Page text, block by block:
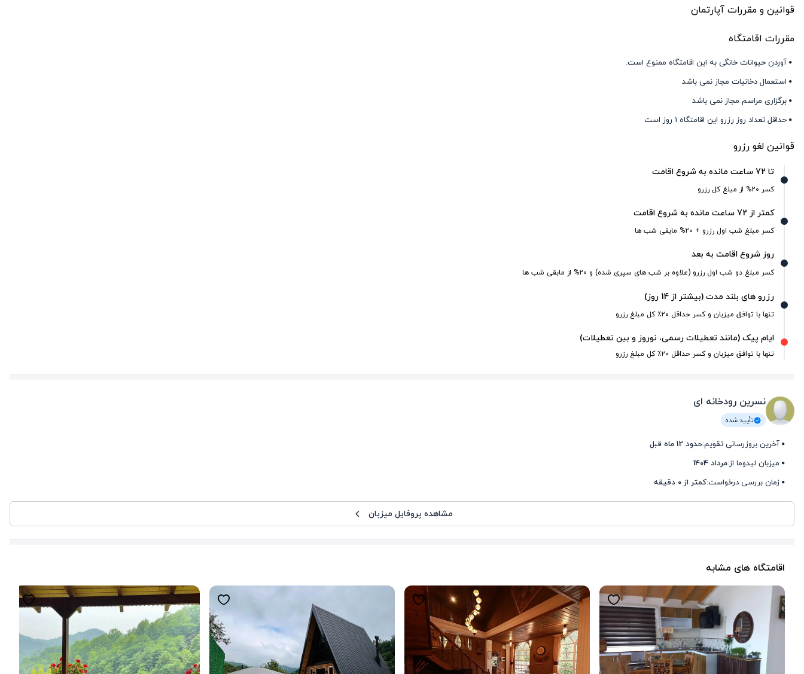
قوانین و مقررات آپارتمان
مقررات اقامتگاه
آوردن حیوانات خانگی به این اقامتگاه ممنوع است.
استعمال دخانیات مجاز نمی باشد
برگزاری مراسم مجاز نمی باشد
حداقل تعداد روز رزرو این اقامتگاه 1 روز است
قوانین لغو رزرو
تا 72 ساعت مانده به شروع اقامت
کسر 20% از مبلغ کل رزرو
کمتر از 72 ساعت مانده به شروع اقامت
کسر مبلغ شب اول رزرو + 20% مابقی شب ها
روز شروع اقامت به بعد
کسر مبلغ دو شب اول رزرو (علاوه بر شب های سپری شده) و 20% از مابقی شب ها
رزرو های بلند مدت (بیشتر از 14 روز)
تنها با توافق میزبان و کسر حداقل ۲۰٪ کل مبلغ رزرو
ایام پیک (مانند تعطیلات رسمی، نوروز و بین تعطیلات)
تنها با توافق میزبان و کسر حداقل ۲۰٪ کل مبلغ رزرو
نسرين رودخانه ای
تأیید شده
آخرین بروزرسانی تقویم:حدود 12 ماه قبل
میزبان لیدوما از:مرداد 1404
زمان بررسی درخواست:کمتر از 0 دقیقه
مشاهده پروفایل میزبان
اقامتگاه های مشابه